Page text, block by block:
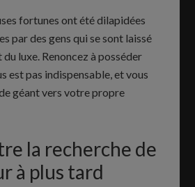
fortunes ont été dilapidées
par des gens qui se sont laissé
luxe. Renoncez à posséder
est pas indispensable, et vous
géant vers votre propre
la recherche de
à plus tard